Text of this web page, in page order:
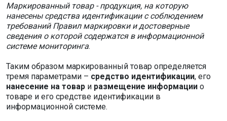
Маркированный товар - продукция, на которую
нанесены средства идентификации с соблюдением
требований Правил маркировки и достоверные
сведения о которой содержатся в информационной
системе мониторинга.
Таким образом маркированный товар определяется
тремя параметрами – средство идентификации, его
нанесение на товар и размещение информации о
товаре и его средстве идентификации в
информационной системе.